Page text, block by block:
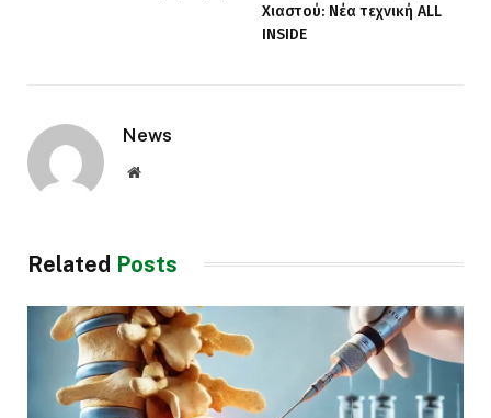
Χιαστού: Nέα τεχνική ALL
INSIDE
News
Website
Related Posts